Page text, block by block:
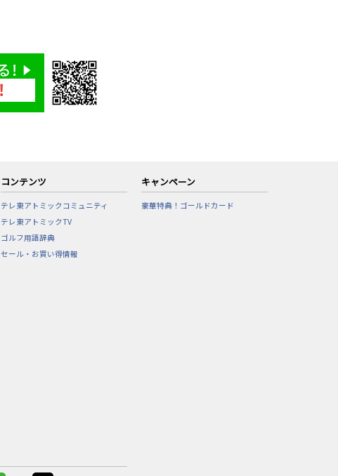
コンテンツ
テレ東アトミックコミュニティ
テレ東アトミックTV
ゴルフ用語辞典
セール・お買い得情報
キャンペーン
豪華特典！ゴールドカード